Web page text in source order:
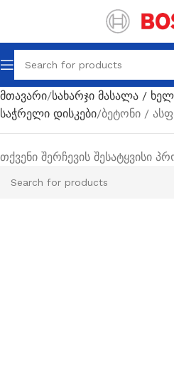
მთავარი სახარჯი მასალა /
საჭრელი დისკები ბეტონი /
თქვენი შერჩევის შესატყვისი